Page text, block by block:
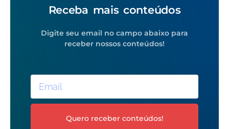
Receba mais conteúdos
Digite seu email no campo abaixo para
receber nossos conteúdos!
Quero receber conteúdos!